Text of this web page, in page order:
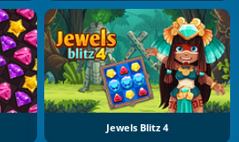
Jewels Blitz 4